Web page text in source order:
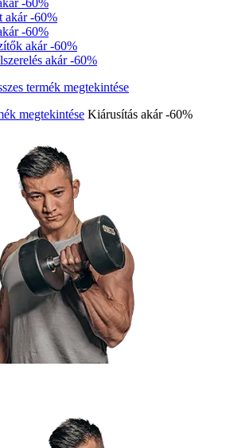
-60%
akár -60%
-60%
akár -60%
akár -60%
megtekintése Kiárusítás akár -60%